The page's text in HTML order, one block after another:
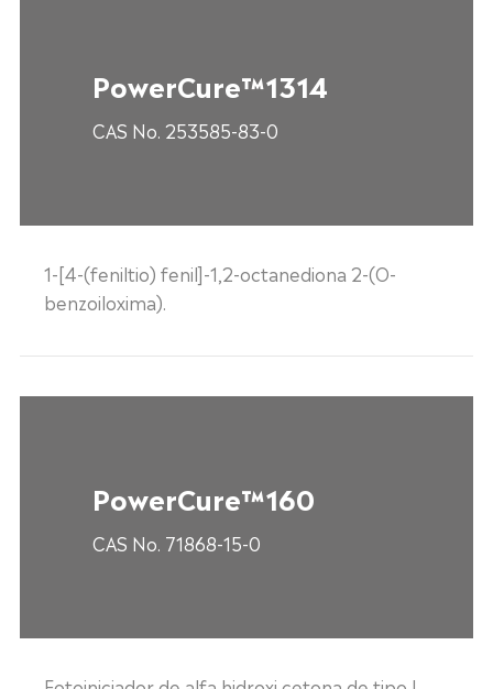
PowerCure™1314
CAS No. 253585-83-0
1-[4-(feniltio) fenil]-1,2-octanediona 2-(O-
benzoiloxima).
PowerCure™160
CAS No. 71868-15-0